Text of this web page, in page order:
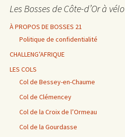
Les Bosses de Côte-d’Or à vélo
À PROPOS DE BOSSES 21
Politique de confidentialité
CHALLENG’AFRIQUE
LES COLS
Col de Bessey-en-Chaume
Col de Clémencey
Col de la Croix de l’Ormeau
Col de la Gourdasse